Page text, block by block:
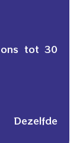
ons tot 30